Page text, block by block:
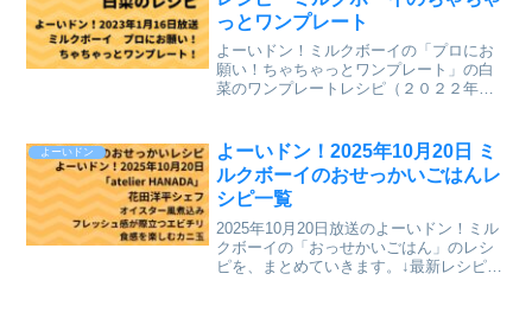
っとワンプレート
よーいドン！ミルクボーイの「プロにお
願い！ちゃちゃっとワンプレート」の白
菜のワンプレートレシピ（２０２２年１
までのレシピを記事にしています。
⇒「ミルクボーイのプロにお...
よーいドン
よーいドン！2025年10月20日 ミ
ルクボーイのおせっかいごはんレ
シピ一覧
2025年10月20日放送のよーいドン！ミル
クボーイの「おっせかいごはん」のレシ
ピを、まとめていきます。↓最新レシピも